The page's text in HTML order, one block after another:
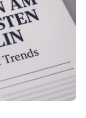
Ein
der Befragten ist
Jahren eine
ein Drittel hat